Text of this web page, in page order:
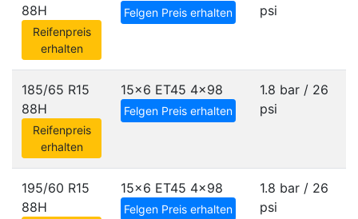
88H
Reifenpreis
erhalten
Felgen Preis erhalten
psi
185/65 R15
88H
Reifenpreis
erhalten
15x6 ET45 4x98
Felgen Preis erhalten
1.8 bar / 26
psi
195/60 R15
88H
15x6 ET45 4x98
Felgen Preis erhalten
1.8 bar / 26
psi